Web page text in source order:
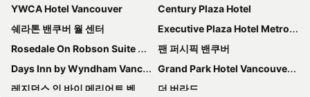
YWCA Hotel Vancouver
Century Plaza Hotel
쉐라톤 밴쿠버 월 센터
Executive Plaza Hotel Metro Vancouver
Rosedale On Robson Suite Hotel
팬 퍼시픽 밴쿠버
Days Inn by Wyndham Vancouver Downtown
Grand Park Hotel Vancouver Airport, Ascend Hotel Collection
레지던스 인 바이 메리어트 벤쿠버 다운타운
더 버라드